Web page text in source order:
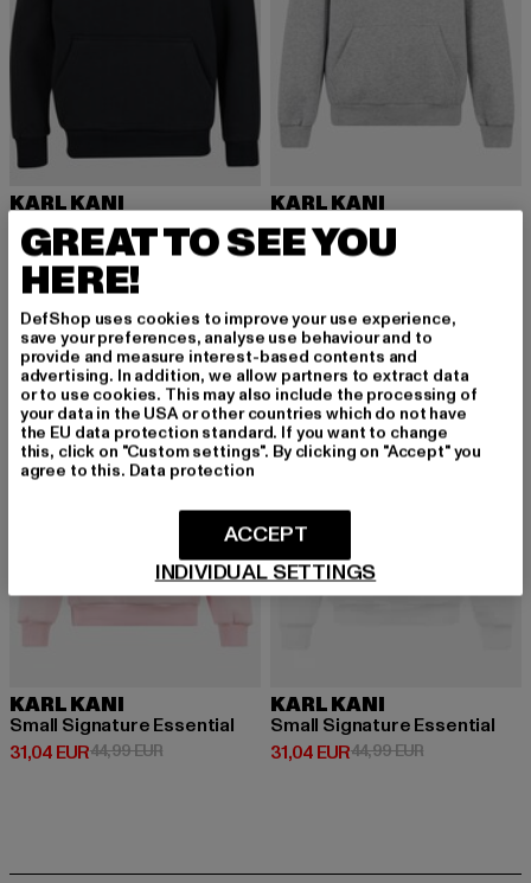
KARL KANI
Kani Flames Os
40,49 EUR
Derzeitiger Preis: 40,49 EUR
44,99 EUR Aktionspreis: 44,99 EUR
KARL KANI
Small Signature Essential
28,79 EUR
Derzeitiger Preis: 28,79 EUR
44,99 EUR
-31%
KARL KANI
Small Signature Essential
31,04 EUR
Derzeitiger Preis: 31,04 EUR
44,99 EURAktionspreis: 44,99 EUR
-31%
KARL KANI
Small Signature Essential
31,04 EUR
Derzeitiger Preis: 31,04 EUR
44,99 EURAktionspreis:
GREAT TO SEE YOU
HERE!
DefShop uses cookies to improve your use experience,
save your preferences, analyse use behaviour and to
provide and measure interest-based contents and
advertising. In addition, we allow partners to extract data
or to use cookies. This may also include the processing of
your data in the USA or other countries which do not have
the EU data protection standard. If you want to change
this, click on "Custom settings". By clicking on "Accept" you
agree to this. Data protection
INDIVIDUAL SETTINGS
ACCEPT